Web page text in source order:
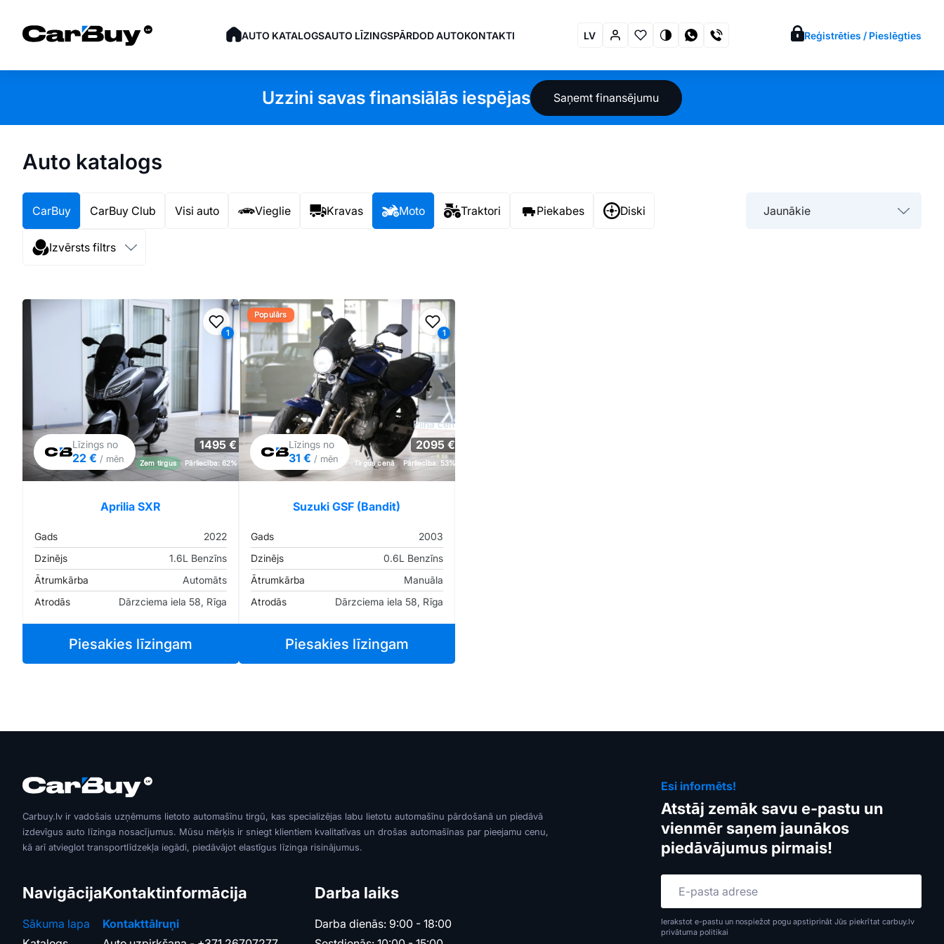
AUTO KATALOGSAUTO LĪZINGSPĀRDOD AUTOKONTAKTI LV Reģistrēties / Pieslēgties
Uzzini savas finansiālās iespējas Saņemt finansējumu
Auto katalogs
Jaunākie
CarBuy CarBuy Club Visi auto Vieglie Kravas Moto Traktori Piekabes Diski
Izvērsts filtrs
1
Pievienot favorītiem
Līzings no
22 € / mēn
Pilna cena
1495 €
Zem tirgus Pārliecība: 62%
Aprilia SXR
Gads
2022
Dzinējs
1.6L Benzīns
Ātrumkārba
Automāts
Atrodās
Dārzciema iela 58, Rīga
Piesakies līzingam
1
Pievienot favorītiem
Populārs
Līzings no
31 € / mēn
Pilna cena
2095 €
Tirgus cenā Pārliecība: 53%
Suzuki GSF (Bandit)
Gads
2003
Dzinējs
0.6L Benzīns
Ātrumkārba
Manuāla
Atrodās
Dārzciema iela 58, Rīga
Piesakies līzingam
Carbuy.lv ir vadošais uzņēmums lietoto automašīnu tirgū, kas specializējas labu lietotu automašīnu pārdošanā un piedāvā
izdevīgus auto līzinga nosacījumus. Mūsu mērķis ir sniegt klientiem kvalitatīvas un drošas automašīnas par pieejamu cenu,
kā arī atvieglot transportlīdzekļa iegādi, piedāvājot elastīgus līzinga risinājumus.
Navigācija
Sākuma lapa
Kontaktinformācija
Kontakttālruņi
Darba laiks
Darba dienās: 9:00 - 18:00
Esi informēts!
Atstāj zemāk savu e-pastu un
vienmēr saņem jaunākos
piedāvājumus pirmais!
Ierakstot e-pastu un nospiežot pogu apstiprināt Jūs piekrītat carbuy.lv
privātuma politikai